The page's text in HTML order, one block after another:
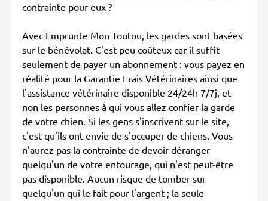
contrainte pour eux ?
Avec Emprunte Mon Toutou, les gardes sont basées
sur le bénévolat. C'est peu coûteux car il suffit
seulement de payer un abonnement : vous payez en
réalité pour la Garantie Frais Vétérinaires ainsi que
l'assistance vétérinaire disponible 24/24h 7/7j, et
non les personnes à qui vous allez confier la garde
de votre chien. Si les gens s'inscrivent sur le site,
c'est qu'ils ont envie de s'occuper de chiens. Vous
n'aurez pas la contrainte de devoir déranger
quelqu'un de votre entourage, qui n'est peut-être
pas disponible. Aucun risque de tomber sur
quelqu'un qui le fait pour l'argent ; la seule